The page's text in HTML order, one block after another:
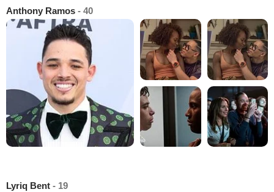
Anthony Ramos - 40
Lyriq Bent - 19